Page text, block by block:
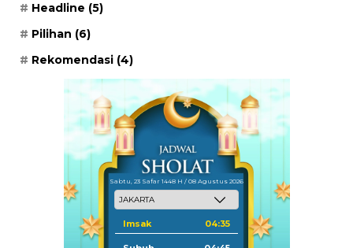
Headline (5)
Pilihan (6)
Rekomendasi (4)
Sabtu, 23 Safar 1448 H / 08 Agustus 2026
Imsak 04:35